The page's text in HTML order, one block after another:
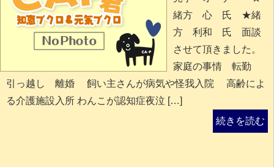
緒方 心 氏 ★緒
方 利和 氏 面談
させて頂きました。
家庭の事情 転勤
引っ越し 離婚 飼い主さんが病気や怪我入院 高齢によ
る介護施設入所 わんこが認知症夜泣 […]
続きを読む